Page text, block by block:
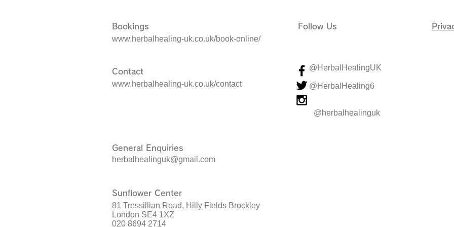
Bookings
www.herbalhealing-uk.co.uk/book-online/
Follow Us
Contact
www.herbalhealing-uk.co.uk/contact
@HerbalHealingUK
@HerbalHealing6
@herbalhealinguk
General Enquiries
herbalhealinguk@gmail.com
Sunflower Center
81 Tressillian Road, Hilly Fields Brockley
London SE4 1XZ
020 8694 2714